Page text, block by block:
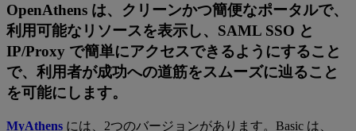
OpenAthens は、クリーンかつ簡便なポータルで、
利用可能なリソースを表示し、SAML SSO と
IP/Proxy で簡単にアクセスできるようにすること
で、利用者が成功への道筋をスムーズに辿ること
を可能にします。
MyAthens には、2つのバージョンがあります。Basic は、